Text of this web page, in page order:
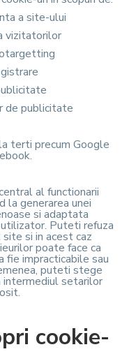
a site-ului
vizitatorilor
de publicitate
terti precum Google
al functionarii
la generarea unei
si adaptata
Puteti refuza
si in acest caz
poate face ca
fie impracticabile sau
puteti stege
intermediul setarilor
cookie-